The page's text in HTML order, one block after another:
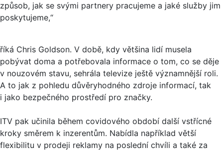
způsob, jak se svými partnery pracujeme a jaké služby jim
poskytujeme,“
říká Chris Goldson. V době, kdy většina lidí musela
pobývat doma a potřebovala informace o tom, co se děje
v nouzovém stavu, sehrála televize ještě významnější roli.
A to jak z pohledu důvěryhodného zdroje informací, tak
i jako bezpečného prostředí pro značky.
ITV pak učinila během covidového období další vstřícné
kroky směrem k inzerentům. Nabídla například větší
flexibilitu v prodeji reklamy na poslední chvíli a také za